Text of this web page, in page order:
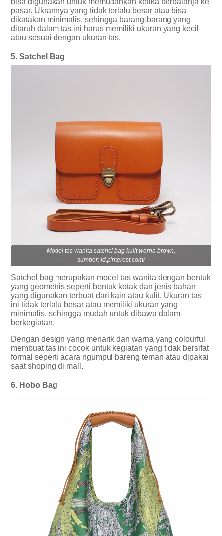
bisa digunakan untuk memudahkan ketika berbalanja ke
pasar. Ukrannya yang tidak terlalu besar atau bisa
dikatakan minimalis, sehingga barang-barang yang
ditaruh dalam tas ini harus memiliki ukuran yang kecil
atau sesuai dengan ukuran tas.
5. Satchel Bag
Model tas wanita satchel bag kulit warna brown,
sumber: id.pinterest.com/
Satchel bag merupakan model tas wanita dengan bentuk
yang geometris seperti bentuk kotak dan jenis bahan
yang digunakan terbuat dari kain atau kulit. Ukuran tas
ini tidak terlalu besar atau memiliki ukuran yang
minimalis, sehingga mudah untuk dibawa dalam
berkegiatan.
Dengan design yang menarik dan warna yang colourful
membuat tas ini cocok untuk kegiatan yang tidak bersifat
formal seperti acara ngumpul bareng teman atau dipakai
saat shoping di mall.
6. Hobo Bag